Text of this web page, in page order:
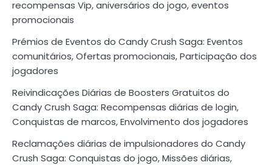
recompensas Vip, aniversários do jogo, eventos
promocionais
Prémios de Eventos do Candy Crush Saga: Eventos
comunitários, Ofertas promocionais, Participação dos
jogadores
Reivindicações Diárias de Boosters Gratuitos do
Candy Crush Saga: Recompensas diárias de login,
Conquistas de marcos, Envolvimento dos jogadores
Reclamações diárias de impulsionadores do Candy
Crush Saga: Conquistas do jogo, Missões diárias,